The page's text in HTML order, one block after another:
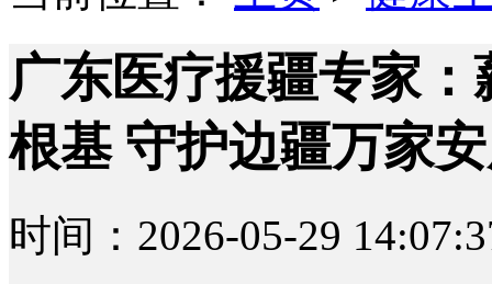
广东医疗援疆专家
根基 守护边疆万家
时间：2026-05-29